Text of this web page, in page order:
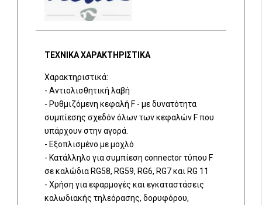
ΤΕΧΝΙΚΑ ΧΑΡΑΚΤΗΡΙΣΤΙΚΑ
Χαρακτηριστικά:
- Αντιολισθητική λαβή
- Ρυθμιζόμενη κεφαλή F - με δυνατότητα
συμπίεσης σχεδόν όλων των κεφαλών F που
υπάρχουν στην αγορά.
- Εξοπλισμένο με μοχλό
- Κατάλληλο για συμπίεση connector τύπου F
σε καλώδια RG58, RG59, RG6, RG7 και RG 11
- Χρήση για εφαρμογές και εγκαταστάσεις
καλωδιακής τηλεόρασης, δορυφόρου,